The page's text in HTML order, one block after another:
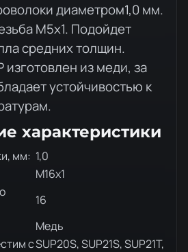
диаметром1,0 мм.
M5х1. Подойдет
средних толщин.
изготовлен из меди, за
устойчивостью к
характеристики
мм: 1,0
M16x1
16
Медь
сSUP20S, SUP21S, SUP21T,